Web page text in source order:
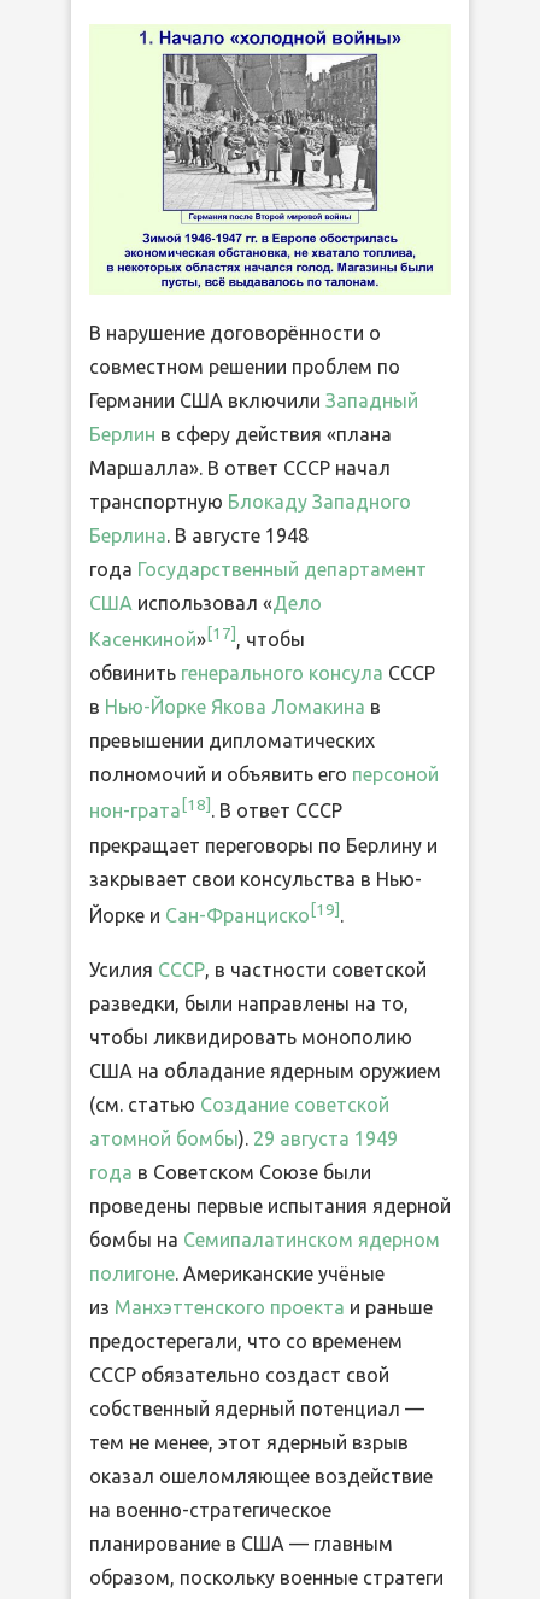
В нарушение договорённости о
совместном решении проблем по
Германии США включили Западный
Берлин в сферу действия «плана
Маршалла». В ответ СССР начал
транспортную Блокаду Западного
Берлина. В августе 1948
года Государственный департамент
США использовал «Дело
Касенкиной» [17] , чтобы
обвинить генерального консула СССР
в Нью-Йорке Якова Ломакина в
превышении дипломатических
полномочий и объявить его персоной
нон-грата [18] . В ответ СССР
прекращает переговоры по Берлину и
закрывает свои консульства в Нью-
Йорке и Сан-Франциско [19] .
Усилия СССР, в частности советской
разведки, были направлены на то,
чтобы ликвидировать монополию
США на обладание ядерным оружием
(см. статью Создание советской
атомной бомбы). 29 августа 1949
года в Советском Союзе были
проведены первые испытания ядерной
бомбы на Семипалатинском ядерном
полигоне. Американские учёные
из Манхэттенского проекта и раньше
предостерегали, что со временем
СССР обязательно создаст свой
собственный ядерный потенциал —
тем не менее, этот ядерный взрыв
оказал ошеломляющее воздействие
на военно-стратегическое
планирование в США — главным
образом, поскольку военные стратеги